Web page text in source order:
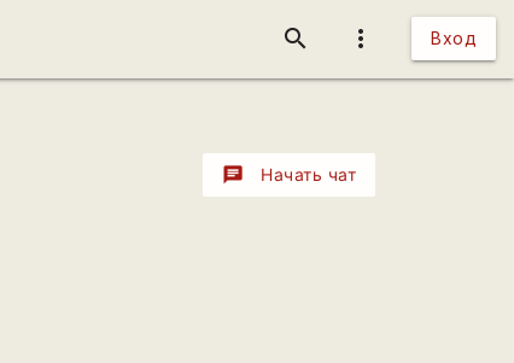
more_vert Вход
search
chat Начать чат